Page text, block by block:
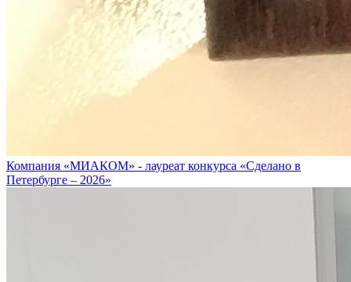
Компания «МИАКОМ» - лауреат конкурса «Сделано в
Петербурге – 2026»